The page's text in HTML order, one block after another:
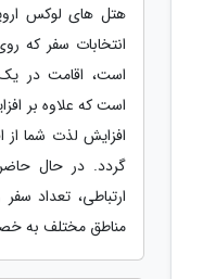
هتل های لوکس
انتخابات سفر که
است، اقامت در
است که علاوه بر
افزایش لذت شما
گردد. در حال
ارتباطی، تعداد
مناطق مختلف به